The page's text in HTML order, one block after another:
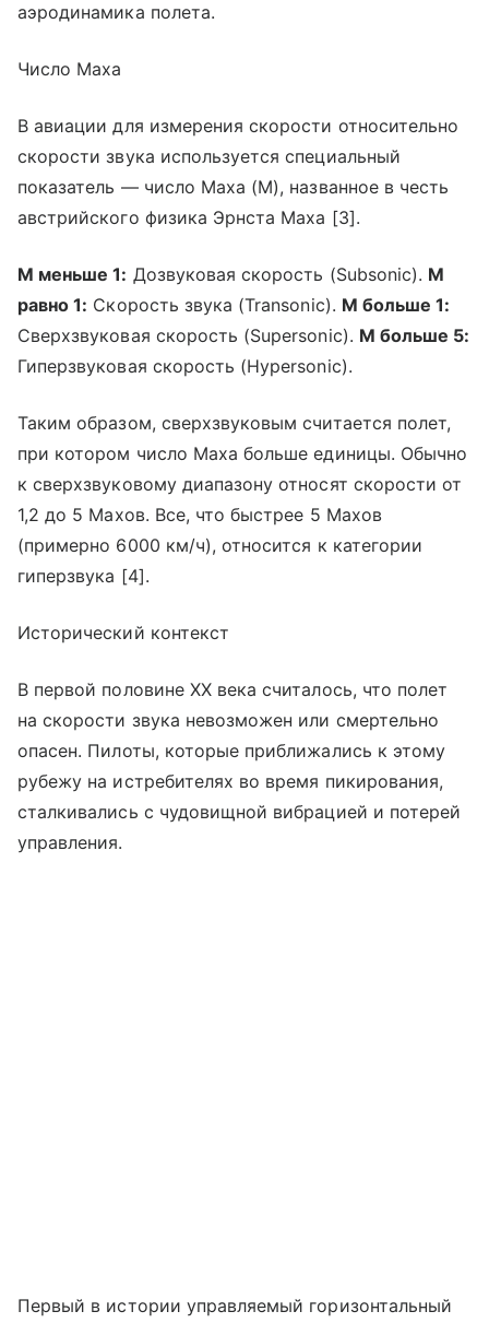
аэродинамика полета.
Число Маха
В авиации для измерения скорости относительно
скорости звука используется специальный
показатель — число Маха (M), названное в честь
австрийского физика Эрнста Маха [3].
М меньше 1: Дозвуковая скорость (Subsonic). М
равно 1: Скорость звука (Transonic). М больше 1:
Сверхзвуковая скорость (Supersonic). М больше 5:
Гиперзвуковая скорость (Hypersonic).
Таким образом, сверхзвуковым считается полет,
при котором число Маха больше единицы. Обычно
к сверхзвуковому диапазону относят скорости от
1,2 до 5 Махов. Все, что быстрее 5 Махов
(примерно 6000 км/ч), относится к категории
гиперзвука [4].
Исторический контекст
В первой половине XX века считалось, что полет
на скорости звука невозможен или смертельно
опасен. Пилоты, которые приближались к этому
рубежу на истребителях во время пикирования,
сталкивались с чудовищной вибрацией и потерей
управления.
Первый в истории управляемый горизонтальный